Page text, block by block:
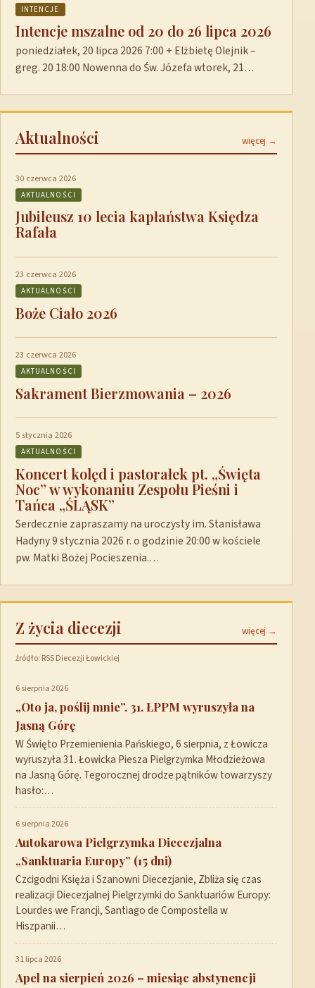
INTENCJE
Intencje mszalne od 20 do 26 lipca 2026
poniedziałek, 20 lipca 2026 7:00 + Elżbietę Olejnik –
greg. 20 18:00 Nowenna do Św. Józefa wtorek, 21…
Aktualności więcej →
30 czerwca 2026
AKTUALNOŚCI
Jubileusz 10 lecia kapłaństwa Księdza
Rafała
23 czerwca 2026
AKTUALNOŚCI
Boże Ciało 2026
23 czerwca 2026
AKTUALNOŚCI
Sakrament Bierzmowania – 2026
5 stycznia 2026
AKTUALNOŚCI
Koncert kolęd i pastorałek pt. „Święta
Noc” w wykonaniu Zespołu Pieśni i
Tańca „ŚLĄSK”
Serdecznie zapraszamy na uroczysty im. Stanisława
Hadyny 9 stycznia 2026 r. o godzinie 20:00 w kościele
pw. Matki Bożej Pocieszenia.…
Z życia diecezji więcej →
źródło: RSS Diecezji Łowickiej
6 sierpnia 2026
„Oto ja, poślij mnie”. 31. ŁPPM wyruszyła na
Jasną Górę
W Święto Przemienienia Pańskiego, 6 sierpnia, z Łowicza
wyruszyła 31. Łowicka Piesza Pielgrzymka Młodzieżowa
na Jasną Górę. Tegorocznej drodze pątników towarzyszy
hasło:…
6 sierpnia 2026
Autokarowa Pielgrzymka Diecezjalna
„Sanktuaria Europy” (15 dni)
Czcigodni Księża i Szanowni Diecezjanie, Zbliża się czas
realizacji Diecezjalnej Pielgrzymki do Sanktuariów Europy:
Lourdes we Francji, Santiago de Compostella w
Hiszpanii…
31 lipca 2026
Apel na sierpień 2026 – miesiąc abstynencji